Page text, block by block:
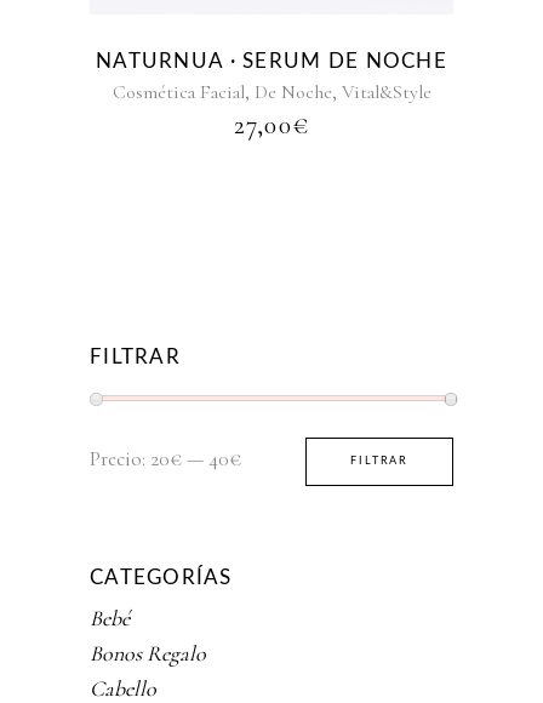
NATURNUA · SERUM DE NOCHE
Cosmética Facial, De Noche, Vital&Style
27,00€
FILTRAR
Precio
Precio
FILTRAR
Precio: 20€— 40€
CATEGORÍAS
Bebé
Bonos Regalo
Cabello